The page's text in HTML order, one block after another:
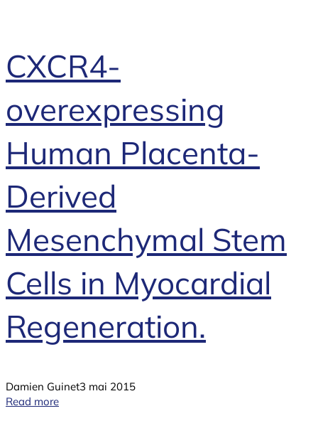
CXCR4-
overexpressing
Human Placenta-
Derived
Mesenchymal Stem
Cells in Myocardial
Regeneration.
Damien Guinet3 mai 2015
Read more